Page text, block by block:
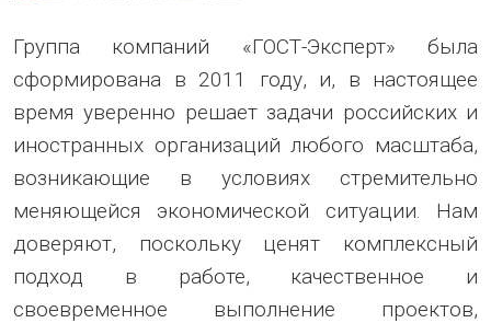
Группа компаний «ГОСТ-Эксперт» была
сформирована в 2011 году, и, в настоящее
время уверенно решает задачи российских и
иностранных организаций любого масштаба,
возникающие в условиях стремительно
меняющейся экономической ситуации. Нам
доверяют, поскольку ценят комплексный
подход в работе, качественное и
своевременное выполнение проектов,